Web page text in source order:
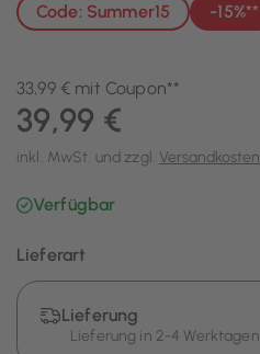
Code: Summer15 -15%**
33,99 € mit Coupon**
39,99 €
inkl. MwSt. und zzgl. Versandkosten
Verfügbar
Lieferart
Lieferung
Lieferung in 2-4 Werktagen